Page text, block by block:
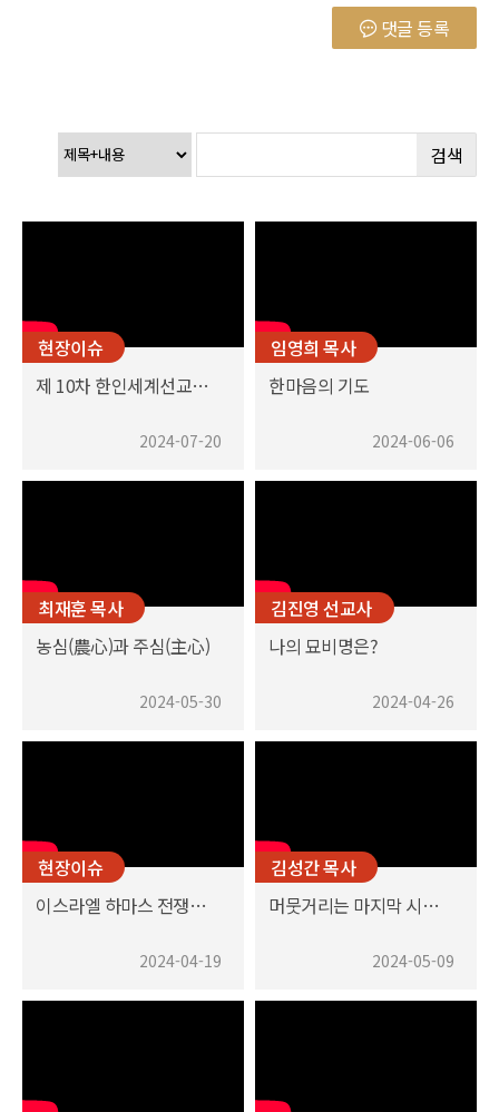
댓글 등록
검색
현장이슈
제 10차 한인세계선교대회KWMC 2024에 참가하며
2024-07-20
임영희 목사
한마음의 기도
2024-06-06
최재훈 목사
농심(農心)과 주심(主心)
2024-05-30
김진영 선교사
나의 묘비명은?
2024-04-26
현장이슈
이스라엘 하마스 전쟁을 바라보며
2024-04-19
김성간 목사
머뭇거리는 마지막 시대의 파수꾼들
2024-05-09